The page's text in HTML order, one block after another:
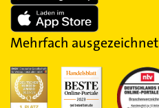
Mehrfach ausgezeichnet